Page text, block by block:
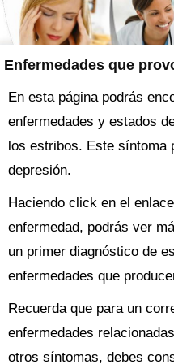
En esta página podrás
enfermedades y estados
los estribos. Este síntoma
depresión.
Haciendo click en el
enfermedad, podrás ver
un primer diagnóstico de
enfermedades que
Recuerda que para un
enfermedades
otros síntomas, debes